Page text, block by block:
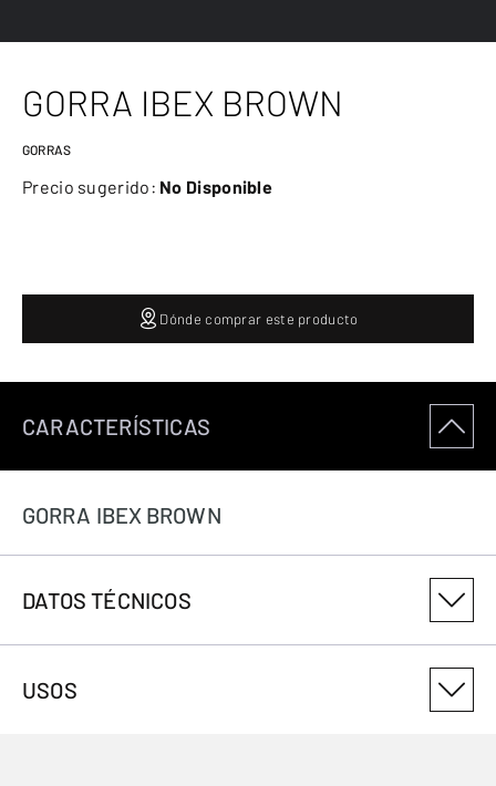
GORRA IBEX BROWN
GORRAS
Precio sugerido: No Disponible
Dónde comprar este producto
CARACTERÍSTICAS
GORRA IBEX BROWN
DATOS TÉCNICOS
308202603
USOS